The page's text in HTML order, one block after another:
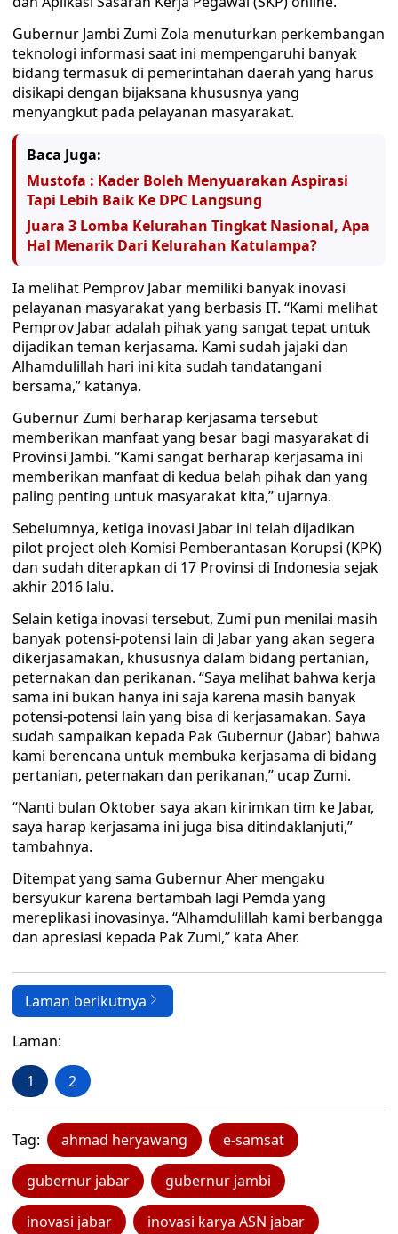
Gubernur Jambi Zumi Zola menuturkan perkembangan
teknologi informasi saat ini mempengaruhi banyak
bidang termasuk di pemerintahan daerah yang harus
disikapi dengan bijaksana khususnya yang
menyangkut pada pelayanan masyarakat.
Baca Juga:
Mustofa : Kader Boleh Menyuarakan Aspirasi
Tapi Lebih Baik Ke DPC Langsung
Juara 3 Lomba Kelurahan Tingkat Nasional, Apa
Hal Menarik Dari Kelurahan Katulampa?
Ia melihat Pemprov Jabar memiliki banyak inovasi
pelayanan masyarakat yang berbasis IT. “Kami melihat
Pemprov Jabar adalah pihak yang sangat tepat untuk
dijadikan teman kerjasama. Kami sudah jajaki dan
Alhamdulillah hari ini kita sudah tandatangani
bersama,” katanya.
Gubernur Zumi berharap kerjasama tersebut
memberikan manfaat yang besar bagi masyarakat di
Provinsi Jambi. “Kami sangat berharap kerjasama ini
memberikan manfaat di kedua belah pihak dan yang
paling penting untuk masyarakat kita,” ujarnya.
Sebelumnya, ketiga inovasi Jabar ini telah dijadikan
pilot project oleh Komisi Pemberantasan Korupsi (KPK)
dan sudah diterapkan di 17 Provinsi di Indonesia sejak
akhir 2016 lalu.
Selain ketiga inovasi tersebut, Zumi pun menilai masih
banyak potensi-potensi lain di Jabar yang akan segera
dikerjasamakan, khususnya dalam bidang pertanian,
peternakan dan perikanan. “Saya melihat bahwa kerja
sama ini bukan hanya ini saja karena masih banyak
potensi-potensi lain yang bisa di kerjasamakan. Saya
sudah sampaikan kepada Pak Gubernur (Jabar) bahwa
kami berencana untuk membuka kerjasama di bidang
pertanian, peternakan dan perikanan,” ucap Zumi.
“Nanti bulan Oktober saya akan kirimkan tim ke Jabar,
saya harap kerjasama ini juga bisa ditindaklanjuti,”
tambahnya.
Ditempat yang sama Gubernur Aher mengaku
bersyukur karena bertambah lagi Pemda yang
mereplikasi inovasinya. “Alhamdulillah kami berbangga
dan apresiasi kepada Pak Zumi,” kata Aher.
Laman berikutnya
Laman:
1 2
Tag: ahmad heryawang e-samsat
gubernur jabar gubernur jambi
inovasi jabar inovasi karya ASN jabar